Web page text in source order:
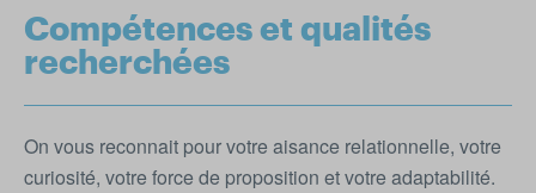
Compétences et qualités
recherchées
On vous reconnait pour votre aisance relationnelle, votre
curiosité, votre force de proposition et votre adaptabilité.